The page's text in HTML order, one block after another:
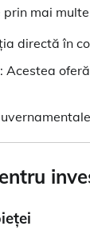
mai
directă în
: Acestea